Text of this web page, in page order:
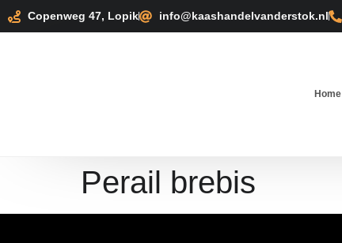
Copenweg 47, Lopik info@kaashandelvanderstok.nl
Home
Perail brebis